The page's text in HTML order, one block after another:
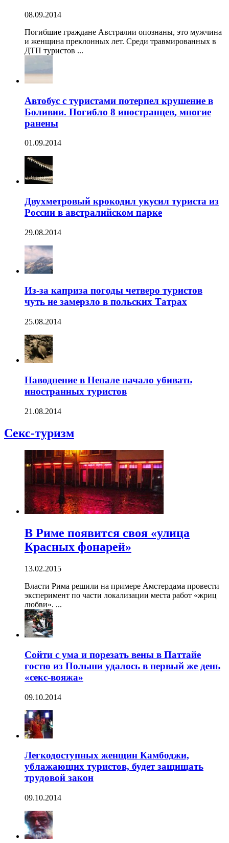
08.09.2014
Погибшие граждане Австралии опознаны, это мужчина
и женщина преклонных лет. Среди травмированных в
ДТП туристов ...
Автобус с туристами потерпел крушение в
Боливии. Погибло 8 иностранцев, многие
ранены
01.09.2014
Двухметровый крокодил укусил туриста из
России в австралийском парке
29.08.2014
Из-за каприза погоды четверо туристов
чуть не замерзло в польских Татрах
25.08.2014
Наводнение в Непале начало убивать
иностранных туристов
21.08.2014
Секс-туризм
В Риме появится своя «улица
Красных фонарей»
13.02.2015
Власти Рима решили на примере Амстердама провести
эксперимент по части локализации места работ «жриц
любви». ...
Сойти с ума и порезать вены в Паттайе
гостю из Польши удалось в первый же день
«секс-вояжа»
09.10.2014
Легкодоступных женщин Камбоджи,
ублажающих туристов, будет защищать
трудовой закон
09.10.2014